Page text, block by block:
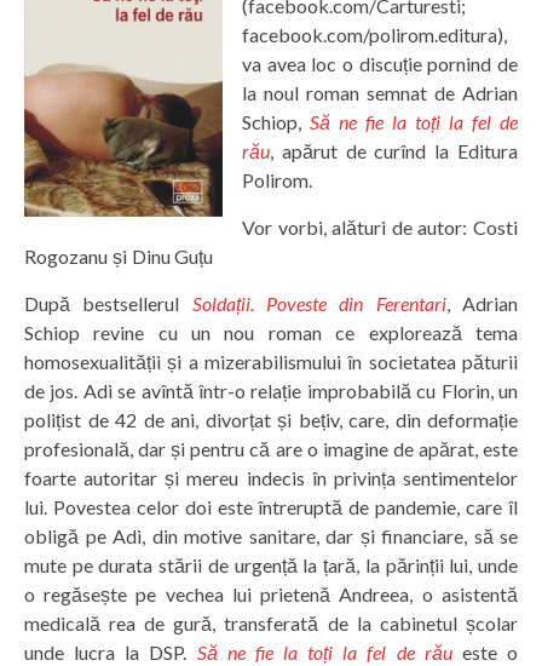
(facebook.com/Carturesti;
facebook.com/polirom.editura),
va avea loc o discuție pornind de
la noul roman semnat de Adrian
Schiop, Să ne fie la toți la fel de
rău, apărut de curînd la Editura
Polirom.
Vor vorbi, alături de autor: Costi
Rogozanu și Dinu Guțu
După bestsellerul Soldații. Poveste din Ferentari, Adrian
Schiop revine cu un nou roman ce explorează tema
homosexualității și a mizerabilismului în societatea păturii
de jos. Adi se avîntă într-o relație improbabilă cu Florin, un
polițist de 42 de ani, divorțat și bețiv, care, din deformație
profesională, dar și pentru că are o imagine de apărat, este
foarte autoritar și mereu indecis în privința sentimentelor
lui. Povestea celor doi este întreruptă de pandemie, care îl
obligă pe Adi, din motive sanitare, dar și financiare, să se
mute pe durata stării de urgență la țară, la părinții lui, unde
o regăsește pe vechea lui prietenă Andreea, o asistentă
medicală rea de gură, transferată de la cabinetul școlar
unde lucra la DSP. Să ne fie la toți la fel de răueste o